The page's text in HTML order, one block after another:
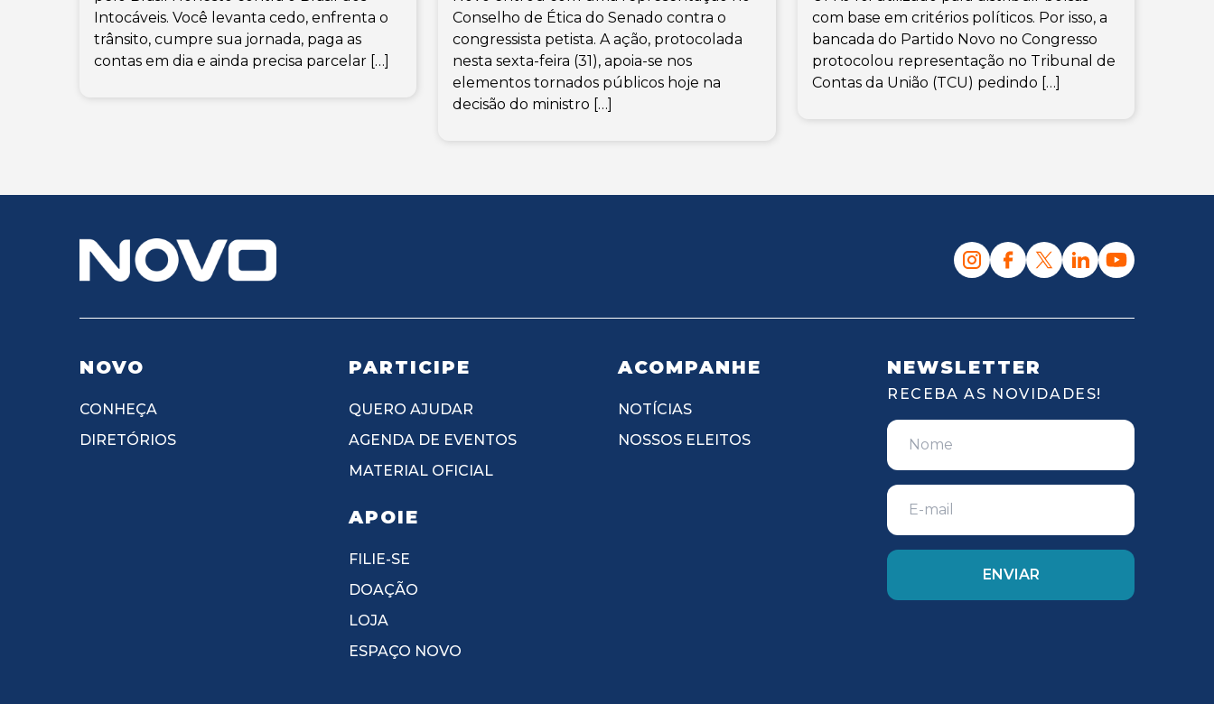
Intocáveis. Você levanta cedo, enfrenta o
trânsito, cumpre sua jornada, paga as
contas em dia e ainda precisa parcelar […]
Conselho de Ética do Senado contra o
congressista petista. A ação, protocolada
nesta sexta-feira (31), apoia-se nos
elementos tornados públicos hoje na
decisão do ministro […]
com base em critérios políticos. Por isso, a
bancada do Partido Novo no Congresso
protocolou representação no Tribunal de
Contas da União (TCU) pedindo […]
NOVO
CONHEÇA
DIRETÓRIOS
PARTICIPE
QUERO AJUDAR
AGENDA DE EVENTOS
MATERIAL OFICIAL
APOIE
FILIE-SE
DOAÇÃO
LOJA
ESPAÇO NOVO
ACOMPANHE
NOTÍCIAS
NOSSOS ELEITOS
NEWSLETTER
RECEBA AS NOVIDADES!